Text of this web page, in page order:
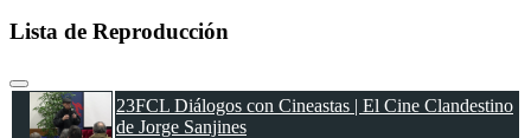
Lista de Reproducción
23FCL Diálogos con Cineastas | El Cine Clandestino
de Jorge Sanjines